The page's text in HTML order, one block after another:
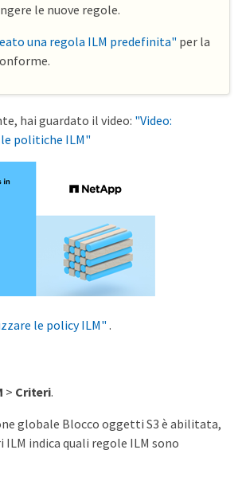
le nuove regole.
una regola ILM predefinita" per la
hai guardato il video: "Video:
politiche ILM"
le policy ILM" .
> Criteri.
globale Blocco oggetti S3 è abilitata,
ILM indica quali regole ILM sono